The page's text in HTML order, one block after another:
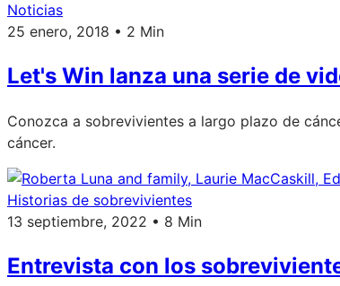
Noticias
25 enero, 2018 • 2 Min
Let's Win lanza una serie de
Conozca a sobrevivientes a largo plazo de
cáncer.
Historias de sobrevivientes
13 septiembre, 2022 • 8 Min
Entrevista con los